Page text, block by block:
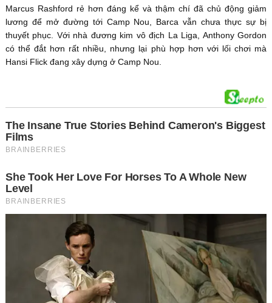
Marcus Rashford rẻ hơn đáng kể và thậm chí đã chủ động giảm
lương để mở đường tới Camp Nou, Barca vẫn chưa thực sự bị
thuyết phục. Với nhà đương kim vô địch La Liga, Anthony Gordon
có thể đắt hơn rất nhiều, nhưng lại phù hợp hơn với lối chơi mà
Hansi Flick đang xây dựng ở Camp Nou.